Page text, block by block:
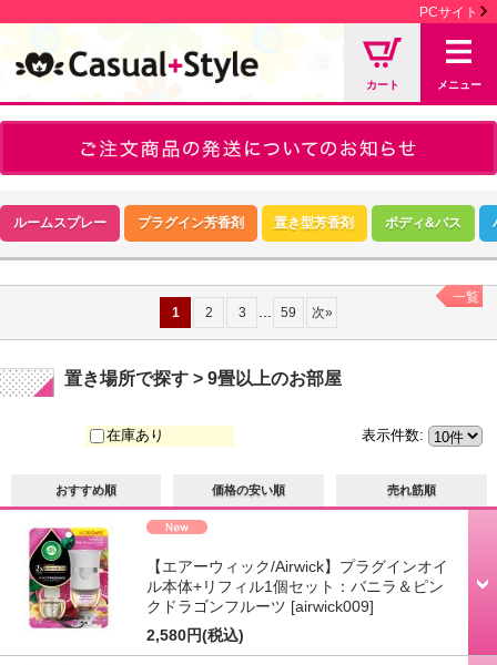
PCサイト
カート メニュー
ルームスプレー プラグイン芳香剤 置き型芳香剤 ボディ&バス
置き場所で探す > 9畳以上のお部屋
一覧
おすすめ順 価格の安い順 売れ筋順
表示件数:
在庫あり
1 2 3 59 次»
【エアーウィック/Airwick】プラグインオイ
ル本体+リフィル1個セット：バニラ＆ピン
クドラゴンフルーツ [airwick009]
2,580円(税込)